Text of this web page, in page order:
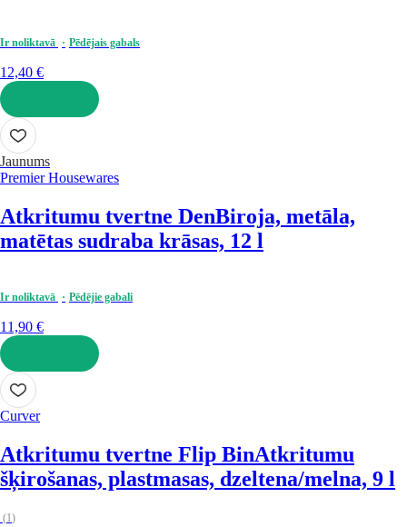
Ir noliktavā Pēdējais gabals
12,40 €
LIKT GROZĀ
Jaunums
Premier Housewares
Atkritumu tvertne DenBiroja, metāla,
matētas sudraba krāsas, 12 l
Ir noliktavā Pēdējie gabali
11,90 €
LIKT GROZĀ
Curver
Atkritumu tvertne Flip BinAtkritumu
šķirošanas, plastmasas, dzeltena/melna, 9 l
(1)